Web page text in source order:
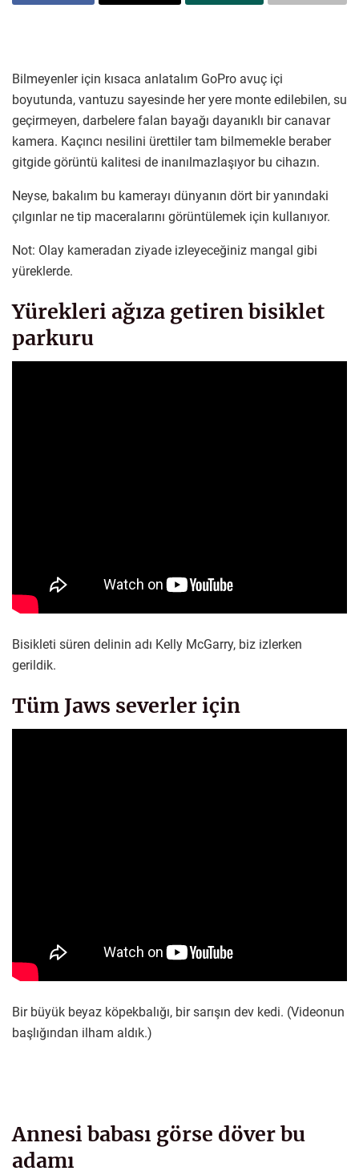
Bilmeyenler için kısaca anlatalım GoPro avuç içi
boyutunda, vantuzu sayesinde her yere monte edilebilen, su
geçirmeyen, darbelere falan bayağı dayanıklı bir canavar
kamera. Kaçıncı nesilini ürettiler tam bilmemekle beraber
gitgide görüntü kalitesi de inanılmazlaşıyor bu cihazın.
Neyse, bakalım bu kamerayı dünyanın dört bir yanındaki
çılgınlar ne tip maceralarını görüntülemek için kullanıyor.
Not: Olay kameradan ziyade izleyeceğiniz mangal gibi
yüreklerde.
Yürekleri ağıza getiren bisiklet
parkuru
Bisikleti süren delinin adı Kelly McGarry, biz izlerken
gerildik.
Tüm Jaws severler için
Bir büyük beyaz köpekbalığı, bir sarışın dev kedi. (Videonun
başlığından ilham aldık.)
Annesi babası görse döver bu
adamı